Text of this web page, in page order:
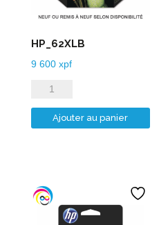
HP_62XLB
9 600 xpf
quantité
de
HP_62XLB
Ajouter au panier